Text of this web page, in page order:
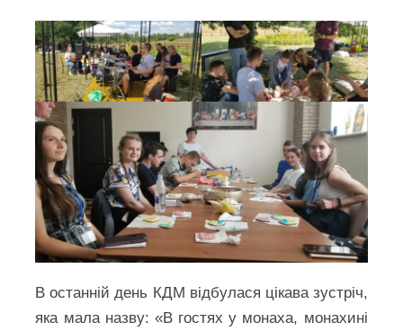
В останній день КДМ відбулася цікава зустріч,
яка мала назву: «В гостях у монаха, монахині